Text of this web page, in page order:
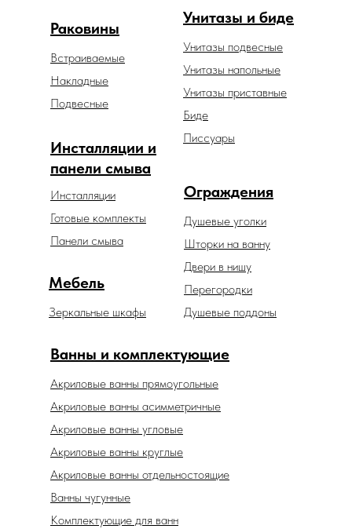
Унитазы и биде
Унитазы подвесные
Унитазы напольные
Унитазы приставные
Раковины
Встраиваемые
Накладные
Подвесные
Ванны и комплектующие
Акриловые ванны прямоугольные
Зеркальные шкафы
Мебель
Ограждения
Душевые уголки
Шторки на ванну
Двери в нишу
Перегородки
Биде
Душевые поддоны
Акриловые ванны отдельностоящие
Акриловые ванны асимметричные
Акриловые ванны угловые
Акриловые ванны круглые
Ванны чугунные
Комплектующие для ванн
Инсталляции и
панели смыва
Инсталляции
Готовые комплекты
Панели смыва
Писсуары